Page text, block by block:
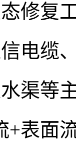
修复
电缆
渠等
+表面